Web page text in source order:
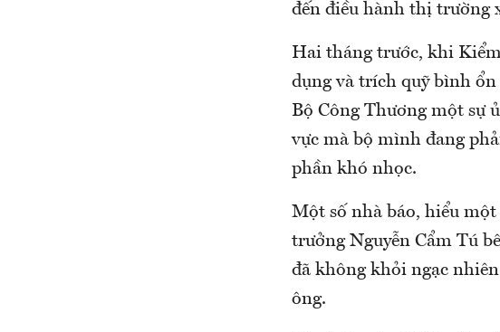
đến điều hành thị trường
Hai tháng trước, khi
dụng và trích quỹ bình ổn
Bộ Công Thương một sự
vực mà bộ mình đang
phần khó nhọc.
Một số nhà báo, hiểu
trưởng Nguyễn Cẩm Tú
đã không khỏi ngạc
ông.